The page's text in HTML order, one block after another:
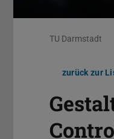
Sie befinden
TU Darmstadt
zurück zur